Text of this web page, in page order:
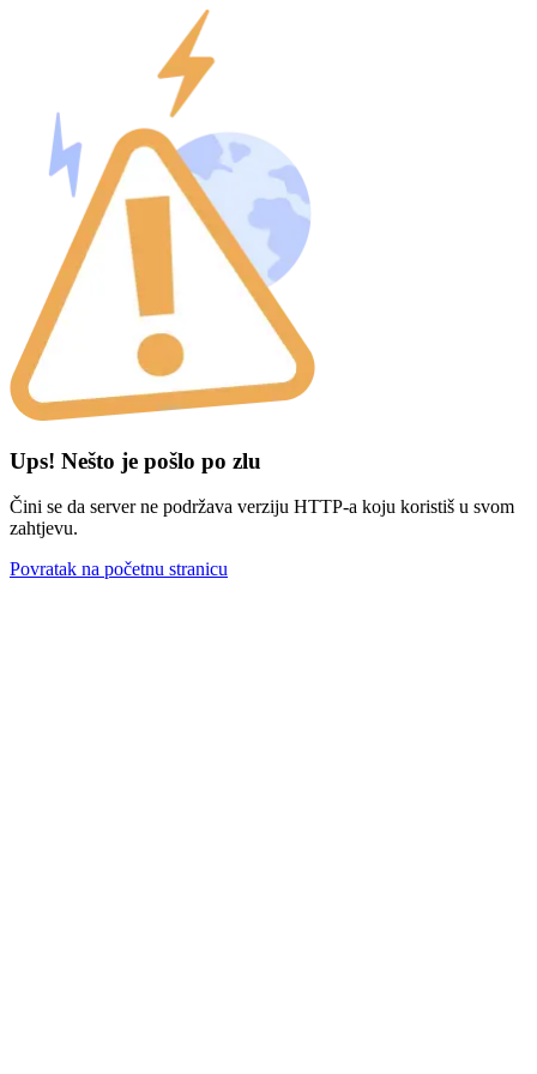
Ups! Nešto je pošlo po zlu
Čini se da server ne podržava verziju HTTP-a koju koristiš u svom
zahtjevu.
Povratak na početnu stranicu